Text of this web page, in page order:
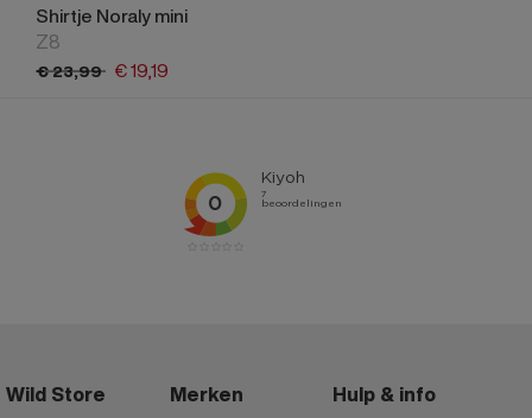
Shirtje Noraly mini
Z8
€23,99 €19,19
Wild Store Merken Hulp & info